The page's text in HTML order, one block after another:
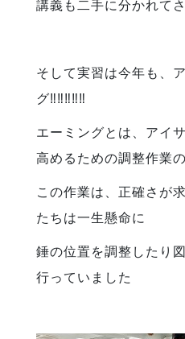
講義も二手に分かれて
そして実習は今年も、
グ‼️‼️‼️‼️‼️
エーミングとは、アイ
高めるための調整作業の
この作業は、正確さが
たちは一生懸命に
錘の位置を調整したり
行っていました